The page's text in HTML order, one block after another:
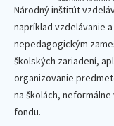
Národný inštitút
napríklad vzdelávanie
nepedagogickým
školských zariadení,
organizovanie
na školách,
fondu.